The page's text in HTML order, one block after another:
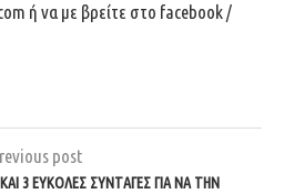
ή να με βρείτε στο facebook /
post
3 ΕΎΚΟΛΕΣ ΣΥΝΤΑΓΈΣ ΓΙΑ ΝΑ ΤΗΝ